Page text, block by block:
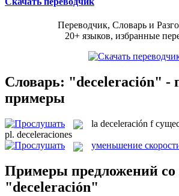
Переводчик, Словарь и
20+ языков, избранные
Словарь: "deceleración" -
примеры
la deceleración f
pl. deceleraciones
уменьшение
Примеры предложений со
"deceleración"